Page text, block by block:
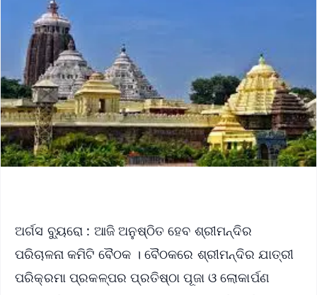
ଅର୍ଗସ ବ୍ୟୁରୋ : ଆଜି ଅନୁଷ୍ଠିତ ହେବ ଶ୍ରୀମନ୍ଦିର
ପରିଚାଳନା କମିଟି ବୈଠକ । ବୈଠକରେ ଶ୍ରୀମନ୍ଦିର ଯାତ୍ରୀ
ପରିକ୍ରମା ପ୍ରକଳ୍ପର ପ୍ରତିଷ୍ଠା ପୂଜା ଓ ଲୋକାର୍ପଣ